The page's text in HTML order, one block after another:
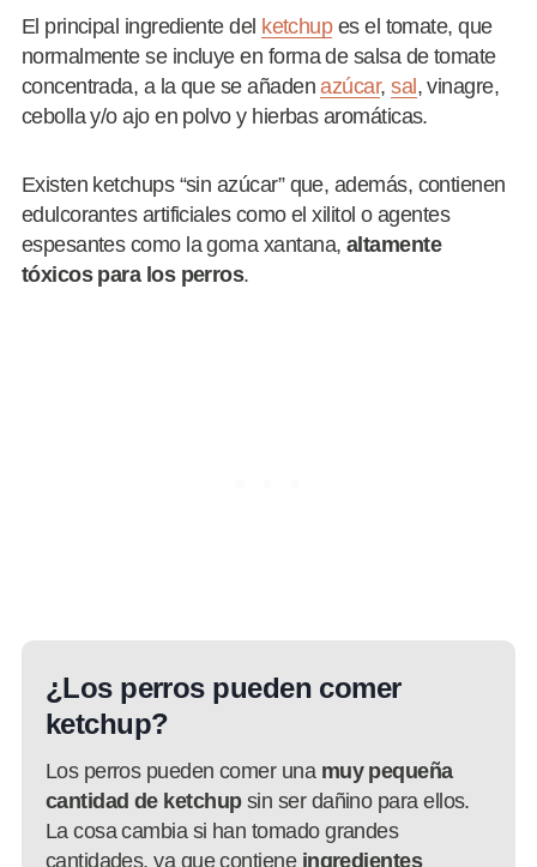
El principal ingrediente del ketchupes el tomate, que
normalmente se incluye en forma de salsa de tomate
concentrada, a la que se añadenazúcar,sal , vinagre,
cebolla y/o ajo en polvo y hierbas aromáticas.
Existen ketchups “sin azúcar” que, además, contienen
edulcorantes artificiales como el xilitol o agentes
espesantes como la goma xantana, altamente
tóxicos para los perros.
¿Los perros pueden comer
ketchup?
Los perros pueden comer una muy pequeña
cantidad de ketchupsin ser dañino para ellos.
La cosa cambia si han tomado grandes
cantidades, ya que contiene ingredientes